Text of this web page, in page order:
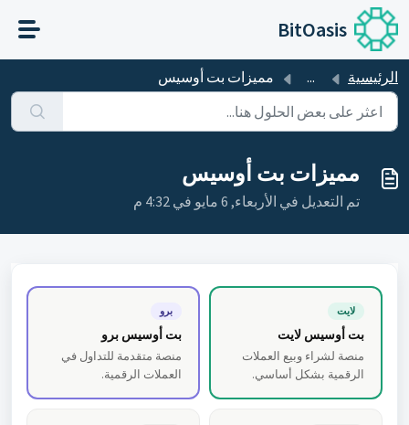
التخطّي إلى المحتوى الرئيسي
BitOasis
الرئيسية ... مميزات بت أوسيس
مميزات بت أوسيس
تم التعديل في الأربعاء, 6 مايو في 4:32 م
لايت
بت أوسيس لايت
منصة لشراء وبيع العملات
الرقمية بشكل أساسي.
برو
بت أوسيس برو
منصة متقدمة للتداول في
العملات الرقمية.